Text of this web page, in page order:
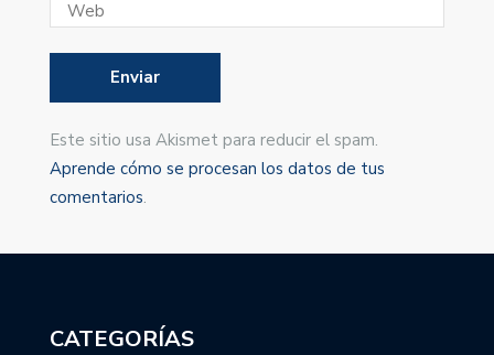
Este sitio usa Akismet para reducir el spam.
Aprende cómo se procesan los datos de tus
comentarios.
CATEGORÍAS